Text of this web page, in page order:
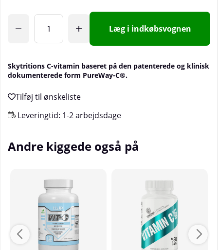
Læg i indkøbsvognen
Skytritions C-vitamin baseret på den patenterede og klinisk
dokumenterede form PureWay-C®.
Leveringtid: 1-2 arbejdsdage
Andre kiggede også på